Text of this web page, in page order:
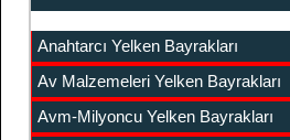
Anahtarcı Yelken Bayrakları
Av Malzemeleri Yelken Bayrakları
Avm-Milyoncu Yelken Bayrakları